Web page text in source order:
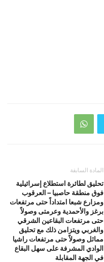
المادة السابقة
تحليق لطائرة استطلاع إسرائيلية
فوق منطقة حاصبيا – العرقوب
ومزارع شبعا امتداداً حتى مرتفعات
برغز والأحمدية وعرمتى وصولاً
حتى مرتفعات البقاعين الشرقي
والغربي ويتزامن ذلك مع تحليق
مماثل وصولاً حتى مرتفعات راشيا
الوادي المشرفة على سهل البقاع
في الجهة المقابلة